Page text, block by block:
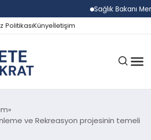
Sağlık Bakanı
PolitikasıKünyeİletişim
ve Rekreasyon projesinin temeli